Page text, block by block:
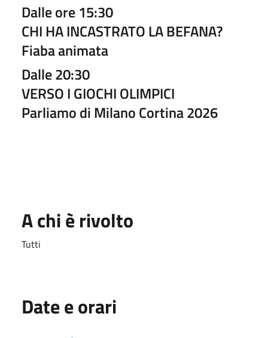
Dalle ore 15:30
CHI HA INCASTRATO LA BEFANA?
Fiaba animata
Dalle 20:30
VERSO I GIOCHI OLIMPICI
Parliamo di Milano Cortina 2026
A chi è rivolto
Tutti
Date e orari